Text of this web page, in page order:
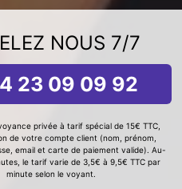
NOUS 7/7
23 09 09 92
privée à tarif spécial de 15€ TTC,
de votre compte client (nom, prénom,
email et carte de paiement valide). Au-
le tarif varie de 3,5€ à 9,5€ TTC par
minute selon le voyant.